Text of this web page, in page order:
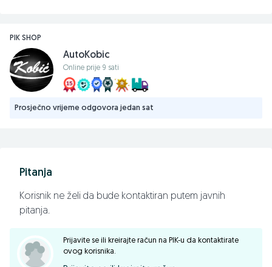
PIK SHOP
AutoKobic
Online prije 9 sati
Prosječno vrijeme odgovora jedan sat
Pitanja
Korisnik ne želi da bude kontaktiran putem javnih
pitanja.
Prijavite se ili kreirajte račun na PIK-u da kontaktirate
ovog korisnika.